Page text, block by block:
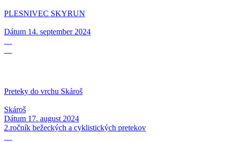
PLESNIVEC SKYRUN
Dátum 14. september 2024
Preteky do vrchu Skároš
Skároš
Dátum 17. august 2024
2.ročník bežeckých a cyklistických pretekov